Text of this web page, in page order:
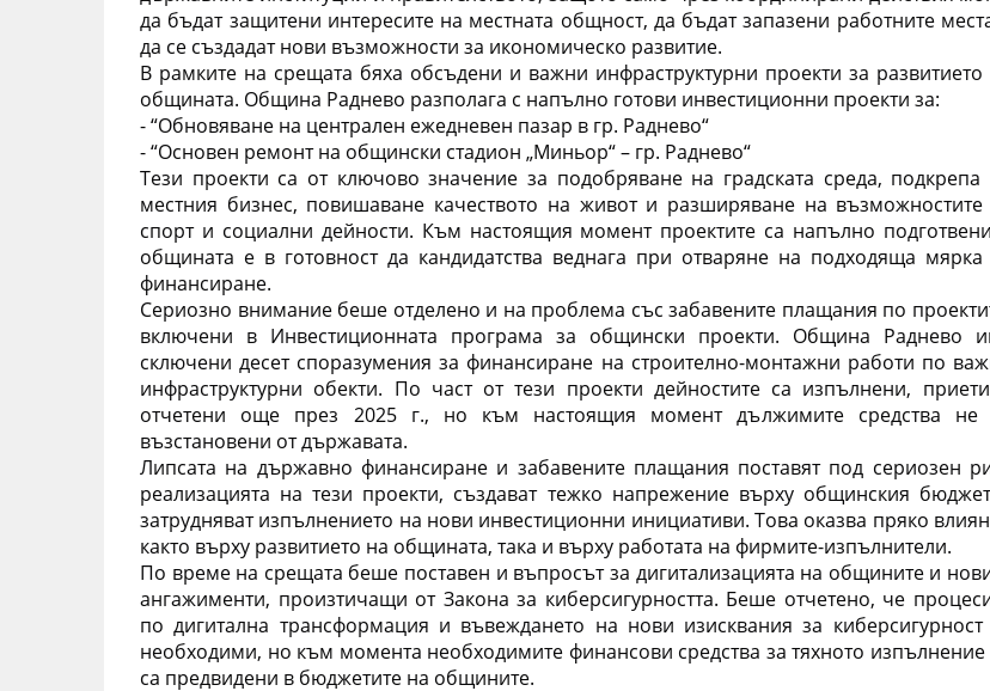
да бъдат защитени интересите на местната общност, да бъдат запазени работните
да се създадат нови възможности за икономическо развитие.
В рамките на срещата бяха обсъдени и важни инфраструктурни проекти за развитието
общината. Община Раднево разполага с напълно готови инвестиционни проекти за:
- “Обновяване на централен ежедневен пазар в гр. Раднево“
- “Основен ремонт на общински стадион „Миньор“ – гр. Раднево“
Тези проекти са от ключово значение за подобряване на градската среда, подкрепа
местния бизнес, повишаване качеството на живот и разширяване на възможностите
спорт и социални дейности. Към настоящия момент проектите са напълно
общината е в готовност да кандидатства веднага при отваряне на подходяща мярка
финансиране.
Сериозно внимание беше отделено и на проблема със забавените плащания по
включени в Инвестиционната програма за общински проекти. Община Раднево
сключени десет споразумения за финансиране на строително-монтажни работи по
инфраструктурни обекти. По част от тези проекти дейностите са изпълнени,
отчетени още през 2025 г., но към настоящия момент дължимите средства не
възстановени от държавата.
Липсата на държавно финансиране и забавените плащания поставят под сериозен
реализацията на тези проекти, създават тежко напрежение върху общинския
затрудняват изпълнението на нови инвестиционни инициативи. Това оказва пряко
както върху развитието на общината, така и върху работата на фирмите-изпълнители.
По време на срещата беше поставен и въпросът за дигитализацията на общините и
ангажименти, произтичащи от Закона за киберсигурността. Беше отчетено, че
по дигитална трансформация и въвеждането на нови изисквания за киберсигурност
необходими, но към момента необходимите финансови средства за тяхното изпълнение
са предвидени в бюджетите на общините.